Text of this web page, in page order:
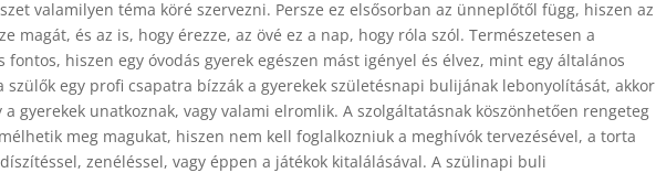
valamilyen téma köré szervezni. Persze ez elsősorban az ünneplőtől függ, hiszen az
magát, és az is, hogy érezze, az övé ez a nap, hogy róla szól. Természetesen a
fontos, hiszen egy óvodás gyerek egészen mást igényel és élvez, mint egy általános
szülők egy profi csapatra bízzák a gyerekek születésnapi bulijának lebonyolítását, akkor
gyerekek unatkoznak, vagy valami elromlik. A szolgáltatásnak köszönhetően rengeteg
meg magukat, hiszen nem kell foglalkozniuk a meghívók tervezésével, a torta
zenéléssel, vagy éppen a játékok kitalálásával. A szülinapi buli